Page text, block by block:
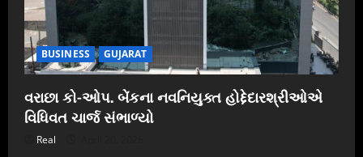
BUSINESS GUJARAT
વરાછા કો-ઓપ. બેંકના નવનિયુક્ત હોદ્દેદારશ્રીઓએ
વિધિવત ચાર્જ સંભાળ્યો
Real